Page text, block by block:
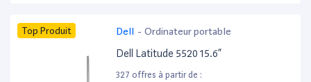
Top Produit Dell - Ordinateur portable
Dell Latitude 5520 15.6”
327 offres à partir de :